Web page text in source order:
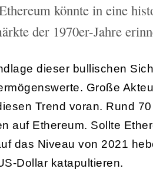
könnte in eine
der 1970er-Jahre
dieser bullischen
Große
Trend voran. Rund
auf Ethereum. Sollte
das Niveau von 2021
Dollar katapultieren.